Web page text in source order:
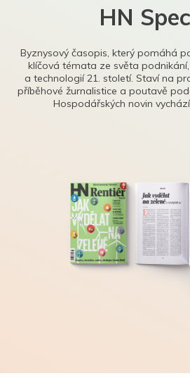
HN
Byznysový časopis, který pomáhá
klíčová témata ze světa
a technologií 21. století. Staví na
příběhové žurnalistice a poutavě
Hospodářských novin